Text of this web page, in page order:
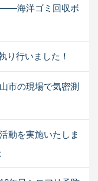
――海洋ゴミ回収ボ
り行いました！
市の現場で気密測
動を実施いたしま